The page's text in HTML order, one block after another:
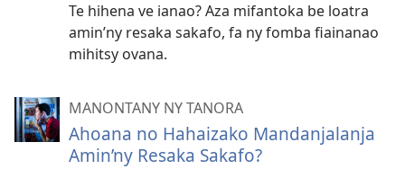
Te hihena ve ianao? Aza mifantoka be loatra
amin’ny resaka sakafo, fa ny fomba fiainanao
mihitsy ovana.
MANONTANY NY TANORA
Ahoana no Hahaizako Mandanjalanja
Amin’ny Resaka Sakafo?